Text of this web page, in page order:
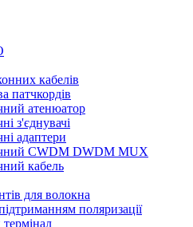
кабелів
патчкордів
атенюатор
з'єднувачі
адаптери
CWDM DWDM MUX
кабель
для волокна
поляризації